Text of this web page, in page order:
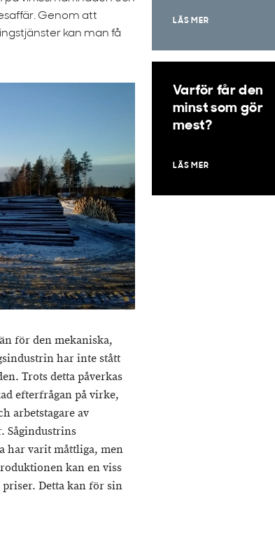
Genom att
kan man få
för den mekaniska,
har inte stått
Trots detta påverkas
efterfrågan på virke,
arbetstagare av
Sågindustrins
har varit måttliga, men
kan en viss
Detta kan för sin
LÄS MER
Varför får den
minst som gör
mest?
LÄS MER